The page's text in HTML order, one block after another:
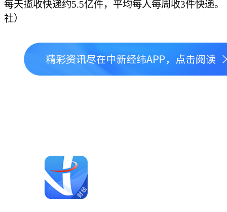
每天揽收快递约5.5亿件，平均每人每周收3件快递。
社）